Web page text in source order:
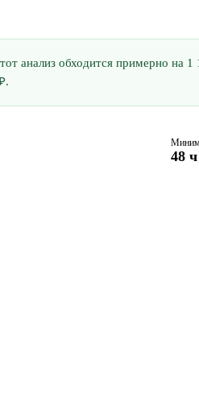
анализ обходится примерно на
48 ч